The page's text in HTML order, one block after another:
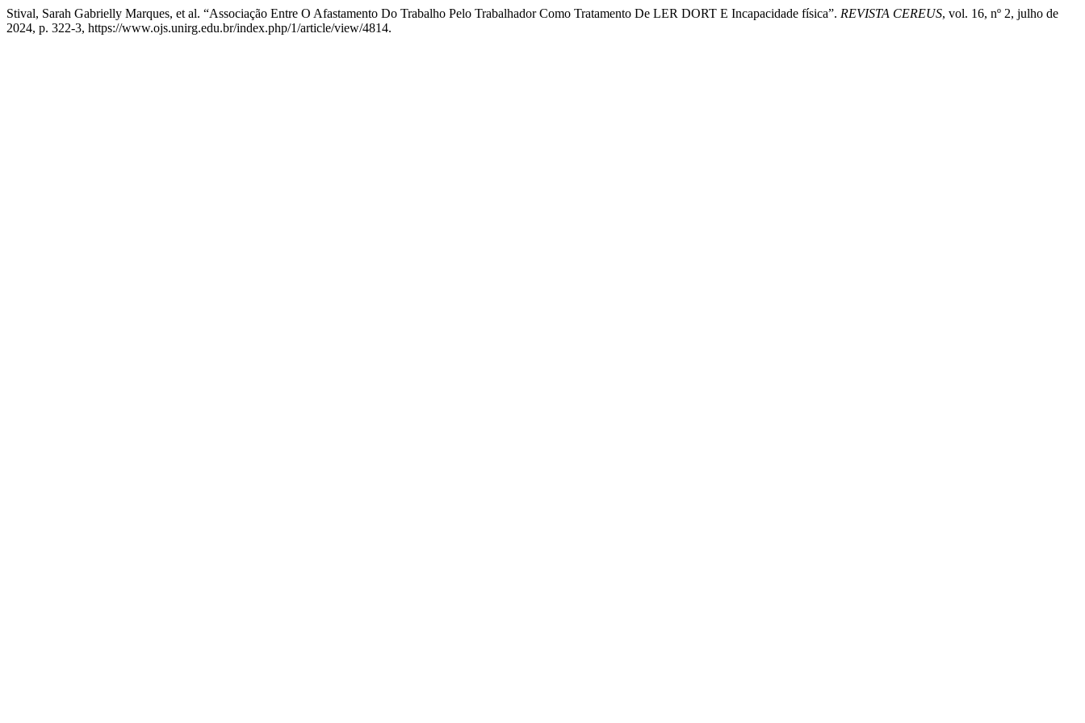
Stival, Sarah Gabrielly Marques, et al. “Associação Entre O Afastamento Do Trabalho Pelo Trabalhador Como Tratamento De LER DORT E Incapacidade física”. REVISTA CEREUS, vol. 16, nº 2, julho de
2024, p. 322-3, https://www.ojs.unirg.edu.br/index.php/1/article/view/4814.